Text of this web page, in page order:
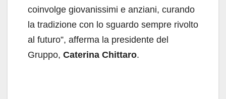
coinvolge giovanissimi e anziani, curando
la tradizione con lo sguardo sempre rivolto
al futuro”, afferma la presidente del
Gruppo, Caterina Chittaro.